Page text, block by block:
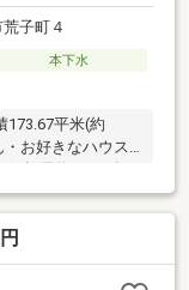
子町４
本下水
平米(約
お好きなハウス
側幅員約4mの公
も検討可能・現
山店」徒歩7分(約
セブンイレブン
は容積率200％■ ご
・・物件の詳